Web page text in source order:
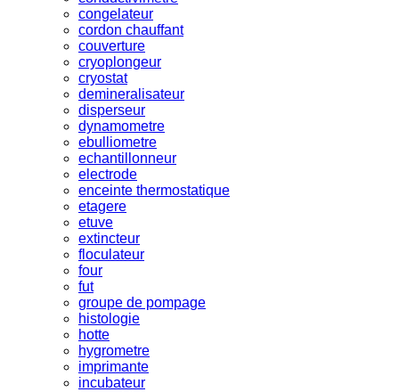
congelateur
cordon chauffant
couverture
cryoplongeur
cryostat
demineralisateur
disperseur
dynamometre
ebulliometre
echantillonneur
electrode
enceinte thermostatique
etagere
etuve
extincteur
floculateur
four
fut
groupe de pompage
histologie
hotte
hygrometre
imprimante
incubateur